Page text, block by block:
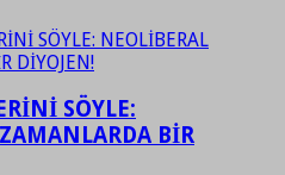
SÖYLE:
BİR